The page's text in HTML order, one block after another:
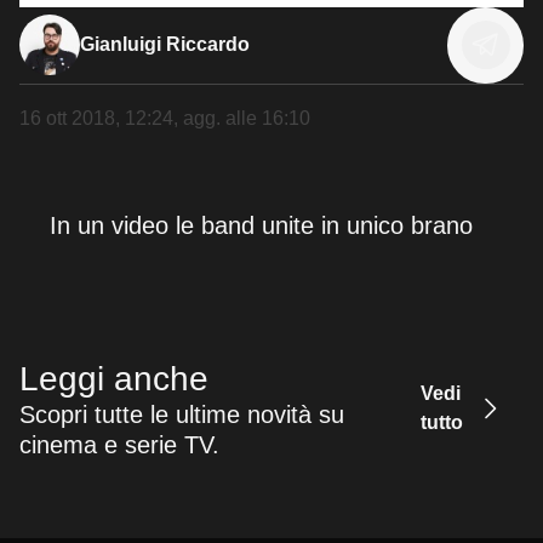
Gianluigi Riccardo
16 ott 2018, 12:24, agg. alle 16:10
In un video le band unite in unico brano
Leggi anche
Scopri tutte le ultime novità su
cinema e serie TV.
Vedi
tutto